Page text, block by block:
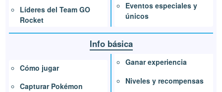
Líderes del Team GO
Rocket
Eventos especiales y
únicos
Info básica
Cómo jugar
Capturar Pokémon
Ganar experiencia
Niveles y recompensas